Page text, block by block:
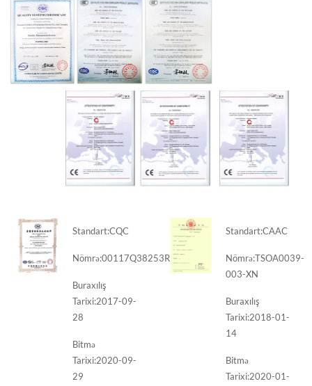
Standart:CQC
Nömrə:00117Q38253R2M/5100
Buraxılış
Tarixi:2017-09-
28
Bitmə
Tarixi:2020-09-
29
Standart:CAAC
Nömrə:TSOA0039-
003-XN
Buraxılış
Tarixi:2018-01-
14
Bitmə
Tarixi:2020-01-